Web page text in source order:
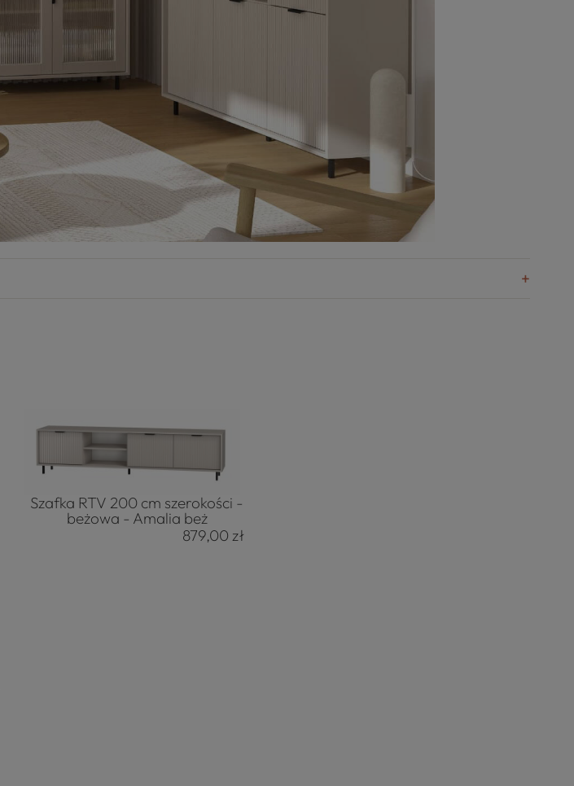
Szafka RTV 200 cm szerokości -
beżowa - Amalia beż
879,00 zł